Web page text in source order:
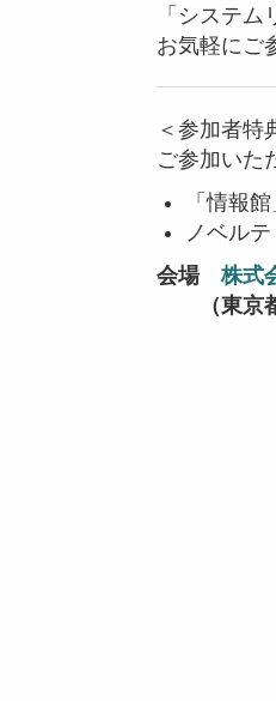
「システ
お気軽にご
＜参加者
ご参加いた
「情報
ノベル
会場株式
（東京都